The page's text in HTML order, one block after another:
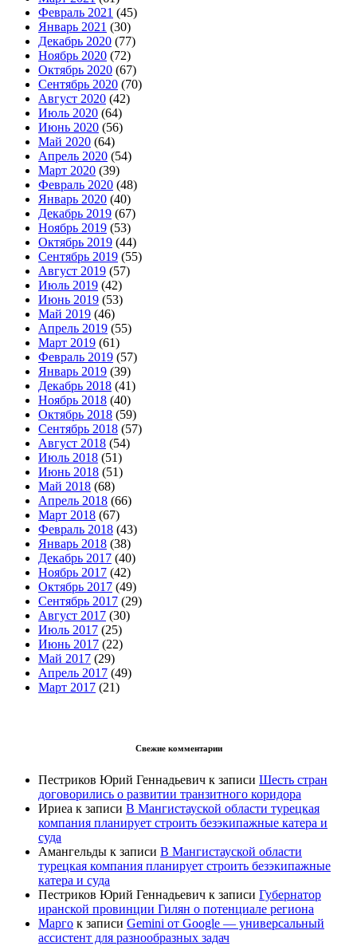
Февраль 2021 (45)
Январь 2021 (30)
Декабрь 2020 (77)
Ноябрь 2020 (72)
Октябрь 2020 (67)
Сентябрь 2020 (70)
Август 2020 (42)
Июль 2020 (64)
Июнь 2020 (56)
Май 2020 (64)
Апрель 2020 (54)
Март 2020 (39)
Февраль 2020 (48)
Январь 2020 (40)
Декабрь 2019 (67)
Ноябрь 2019 (53)
Октябрь 2019 (44)
Сентябрь 2019 (55)
Август 2019 (57)
Июль 2019 (42)
Июнь 2019 (53)
Май 2019 (46)
Апрель 2019 (55)
Март 2019 (61)
Февраль 2019 (57)
Январь 2019 (39)
Декабрь 2018 (41)
Ноябрь 2018 (40)
Октябрь 2018 (59)
Сентябрь 2018 (57)
Август 2018 (54)
Июль 2018 (51)
Июнь 2018 (51)
Май 2018 (68)
Апрель 2018 (66)
Март 2018 (67)
Февраль 2018 (43)
Январь 2018 (38)
Декабрь 2017 (40)
Ноябрь 2017 (42)
Октябрь 2017 (49)
Сентябрь 2017 (29)
Август 2017 (30)
Июль 2017 (25)
Июнь 2017 (22)
Май 2017 (29)
Апрель 2017 (49)
Март 2017 (21)
Свежие комментарии
Пестриков Юрий Геннадьевич к записи Шесть стран
договорились о развитии транзитного коридора
Ириеа к записи В Мангистауской области турецкая
компания планирует строить безэкипажные катера и
суда
Амангельды к записи В Мангистауской области
турецкая компания планирует строить безэкипажные
катера и суда
Пестриков Юрий Геннадьевич к записи Губернатор
иранской провинции Гилян о потенциале региона
Марго к записи Gemini от Google — универсальный
ассистент для разнообразных задач